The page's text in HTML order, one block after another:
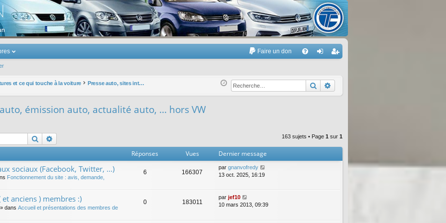
Touran
Faire un don
Q ne
xi
nr
eg
r
et ce qui touche à la voiture Presse auto, sites internet auto, émission auto, actualité auto, ... hors VW Rechercher
émission auto, actualité auto, ... hors VW
Rechercher 163 sujets • Page 1 sur 1
Réponses Vues Dernier message
sociaux (Facebook, Twitter, ...)
Fonctionnement du site : avis, demande,
6 166307
par gnanvofredy
13 oct. 2025, 16:19
anciens ) membres :)
» dans Accueil et présentations des membres de
0 183011
par jef10
10 mars 2013, 09:39